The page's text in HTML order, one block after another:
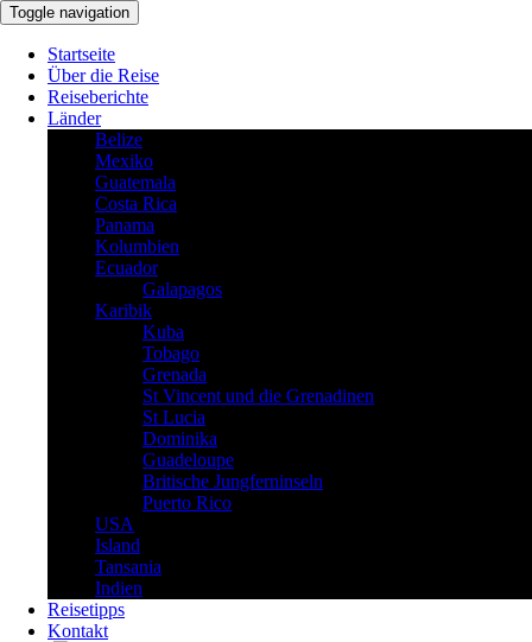
Toggle navigation
Startseite
Über die Reise
Reiseberichte
Länder
Belize
Mexiko
Guatemala
Costa Rica
Panama
Kolumbien
Ecuador
Galapagos
Karibik
Kuba
Tobago
Grenada
St Vincent und die Grenadinen
St Lucia
Dominika
Guadeloupe
Britische Jungferninseln
Puerto Rico
USA
Island
Tansania
Indien
Reisetipps
Kontakt